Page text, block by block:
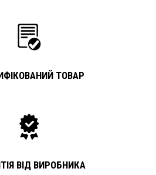
ТОВАР
ВІД ВИРОБНИКА